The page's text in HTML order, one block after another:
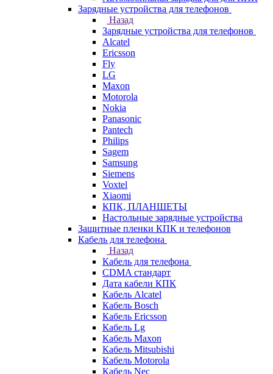
Зарядные устройства для телефонов
Назад
Зарядные устройства для телефонов
Alcatel
Ericsson
Fly
LG
Maxon
Motorola
Nokia
Panasonic
Pantech
Philips
Sagem
Samsung
Siemens
Voxtel
Xiaomi
КПК, ПЛАНШЕТЫ
Настольные зарядные устройства
Защитные пленки КПК и телефонов
Кабель для телефона
Назад
Кабель для телефона
CDMA стандарт
Дата кабели КПК
Кабель Alcatel
Кабель Bosch
Кабель Ericsson
Кабель Lg
Кабель Maxon
Кабель Mitsubishi
Кабель Motorola
Кабель Nec